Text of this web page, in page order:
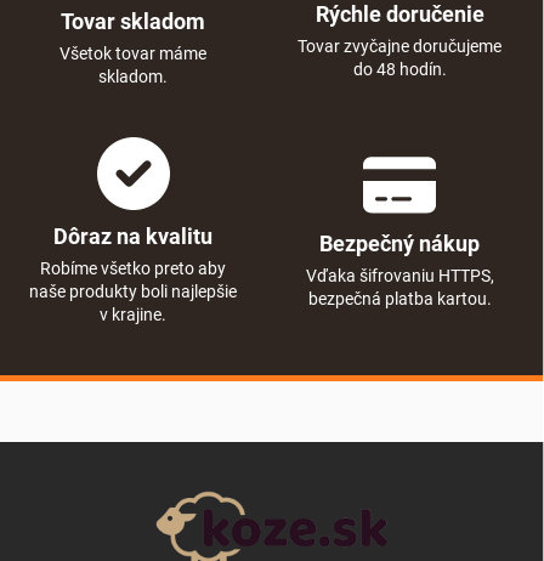
Tovar skladom
Všetok tovar máme
skladom.
Rýchle doručenie
Tovar zvyčajne doručujeme
do 48 hodín.
Dôraz na kvalitu
Robíme všetko preto aby
naše produkty boli najlepšie
v krajine.
Bezpečný nákup
Vďaka šifrovaniu HTTPS,
bezpečná platba kartou.